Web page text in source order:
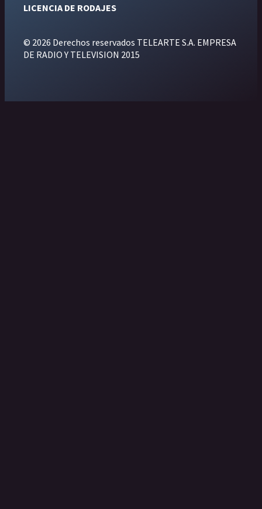
LICENCIA DE RODAJES
© 2026 Derechos reservados TELEARTE S.A. EMPRESA
DE RADIO Y TELEVISION 2015